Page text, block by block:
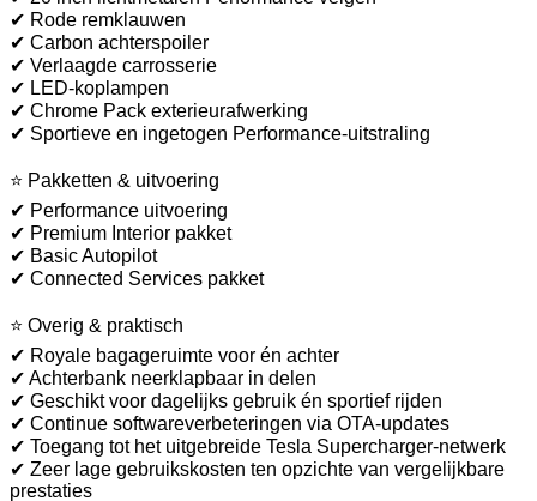
✔ Rode remklauwen
✔ Carbon achterspoiler
✔ Verlaagde carrosserie
✔ LED-koplampen
✔ Chrome Pack exterieurafwerking
✔ Sportieve en ingetogen Performance-uitstraling
⭐ Pakketten & uitvoering
✔ Performance uitvoering
✔ Premium Interior pakket
✔ Basic Autopilot
✔ Connected Services pakket
⭐ Overig & praktisch
✔ Royale bagageruimte voor én achter
✔ Achterbank neerklapbaar in delen
✔ Geschikt voor dagelijks gebruik én sportief rijden
✔ Continue softwareverbeteringen via OTA-updates
✔ Toegang tot het uitgebreide Tesla Supercharger-netwerk
✔ Zeer lage gebruikskosten ten opzichte van vergelijkbare
prestaties